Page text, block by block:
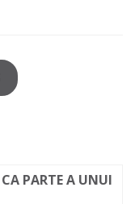
PARTE A UNUI